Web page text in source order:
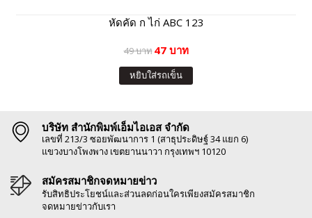
หัดคัด ก ไก่ ABC 123
49 บาท47 บาท
หยิบใส่รถเข็น
บริษัท สำนักพิมพ์เอ็มไอเอส จำกัด
เลขที่ 213/3 ซอยพัฒนาการ 1 (สาธุประดิษฐ์ 34 แยก 6)
แขวงบางโพงพาง เขตยานนาวา กรุงเทพฯ 10120
สมัครสมาชิกจดหมายข่าว
รับสิทธิประโยชน์และส่วนลดก่อนใครเพียงสมัครสมาชิก
จดหมายข่าวกับเรา